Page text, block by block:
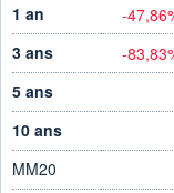
1 an
-
3 ans
-
5 ans
10 ans
MM20